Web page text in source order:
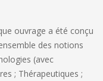
ouvrage a été conçu
des notions
(avec
; Thérapeutiques ;